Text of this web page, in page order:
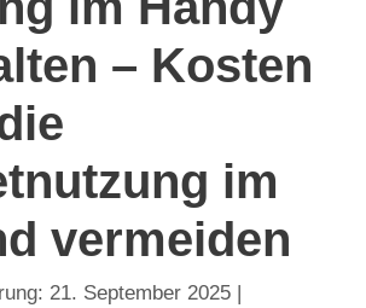
– Kosten
im
vermeiden
21. September 2025